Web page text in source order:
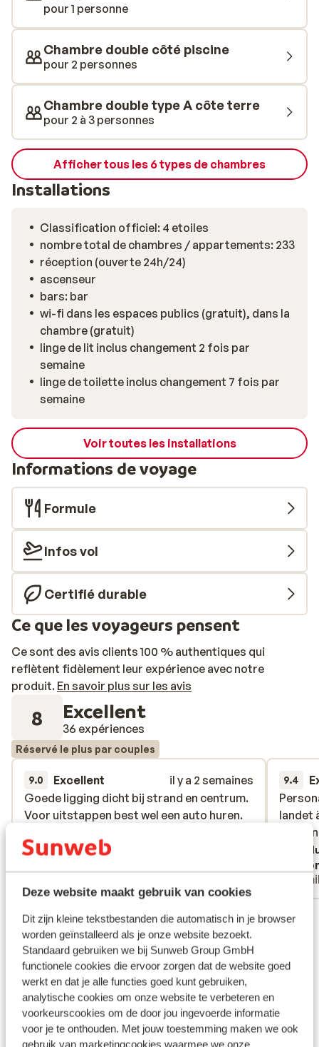
Deze website maakt gebruik van cookies
Dit zijn kleine tekstbestanden die automatisch in je browser
worden geïnstalleerd als je onze website bezoekt.
Standaard gebruiken we bij Sunweb Group GmbH
functionele cookies die ervoor zorgen dat de website goed
werkt en dat je alle functies goed kunt gebruiken,
analytische cookies om onze website te verbeteren en
voorkeurscookies om de door jou ingevoerde informatie
voor je te onthouden. Met jouw toestemming maken we ook
gebruik van marketingcookies waarmee we onze
bar et trinquez à vos vacances!
pour 1 personne
Chambre double côté piscine
pour 2 personnes
Chambre double type A côte terre
pour 2 à 3 personnes
Afficher tous les 6 types de chambres
Installations
Classification officiel: 4 etoiles
nombre total de chambres / appartements: 233
réception (ouverte 24h/24)
ascenseur
bars: bar
wi-fi dans les espaces publics (gratuit), dans la
chambre (gratuit)
linge de lit inclus changement 2 fois par
semaine
linge de toilette inclus changement 7 fois par
semaine
Voir toutes les installations
Informations de voyage
Formule
Infos vol
Certifié durable
Ce que les voyageurs pensent
Ce sont des avis clients 100 % authentiques qui
reflètent fidèlement leur expérience avec notre
produit. En savoir plus sur les avis
8 Excellent
36 expériences
Réservé le plus par couples
9.0 Excellent
il y a 2 semaines
Goede ligging dicht bij strand en centrum.
Voor uitstappen best wel een auto huren.
Goede ligging dicht bij strand en centrum.
Voor uitstappen best wel een auto huren.
9.4
landet
toppen
landet
toppen
Voir toutes les 36 expériences
Emplacement
Afficher sur la carte